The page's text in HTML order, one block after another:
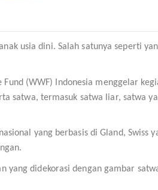
usia dini. Salah satunya seperti
(WWF) Indonesia menggelar
satwa, termasuk satwa liar, satwa
yang berbasis di Gland, Swiss
yang didekorasi dengan gambar